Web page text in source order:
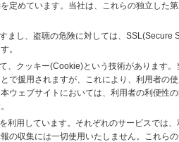
定めています。当社は、これらの独立した
まし、盗聴の危険に対しては、SSL(Secure
。
、クッキー(Cookie)という技術があります。
で援用されますが、これにより、利用者の
ウェブサイトにおいては、利用者の利便性
用しています。それぞれのサービスでは
の収集には一切使用いたしません。これら